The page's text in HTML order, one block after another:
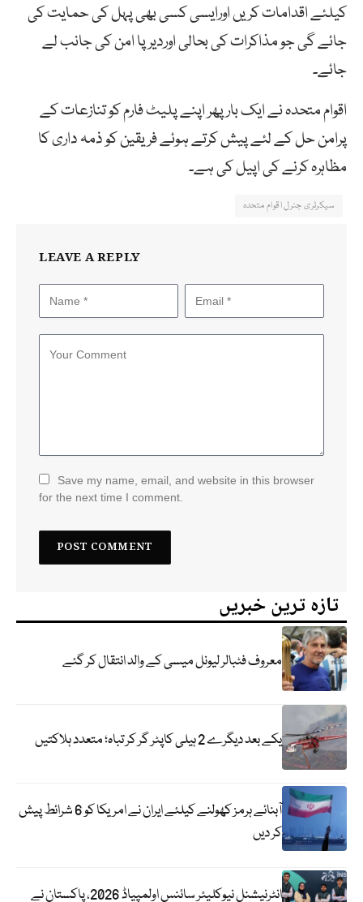
کیلئے اقدامات کریں اورایسی کسی بھی پہل کی حمایت کی
جائے گی جو مذاکرات کی بحالی اوردیرپا امن کی جانب لے
جائے۔
اقوام متحدہ نے ایک بار پھر اپنے پلیٹ فارم کو تنازعات کے
پرامن حل کے لئے پیش کرتے ہوئے فریقین کو ذمہ داری کا
مظاہرہ کرنے کی اپیل کی ہے۔
سیکرٹری جنرل اقوام متحدہ
LEAVE A REPLY
Save my name, email, and website in this browser
for the next time I comment.
تازہ ترین خبریں
معروف فٹبالر لیونل میسی کے والد انتقال کر گئے
یکے بعد دیگرے 2 ہیلی کاپٹر گر کر تباہ؛ متعدد ہلاکتیں
آبنائے ہرمز کھولنے کیلئے ایران نے امریکا کو 6 شرائط پیش
کر دیں
انٹرنیشنل نیوکلیئر سائنس اولمپیاڈ 2026، پاکستان نے